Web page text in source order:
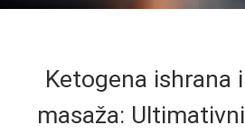
Ketogena ishrana
masaža: